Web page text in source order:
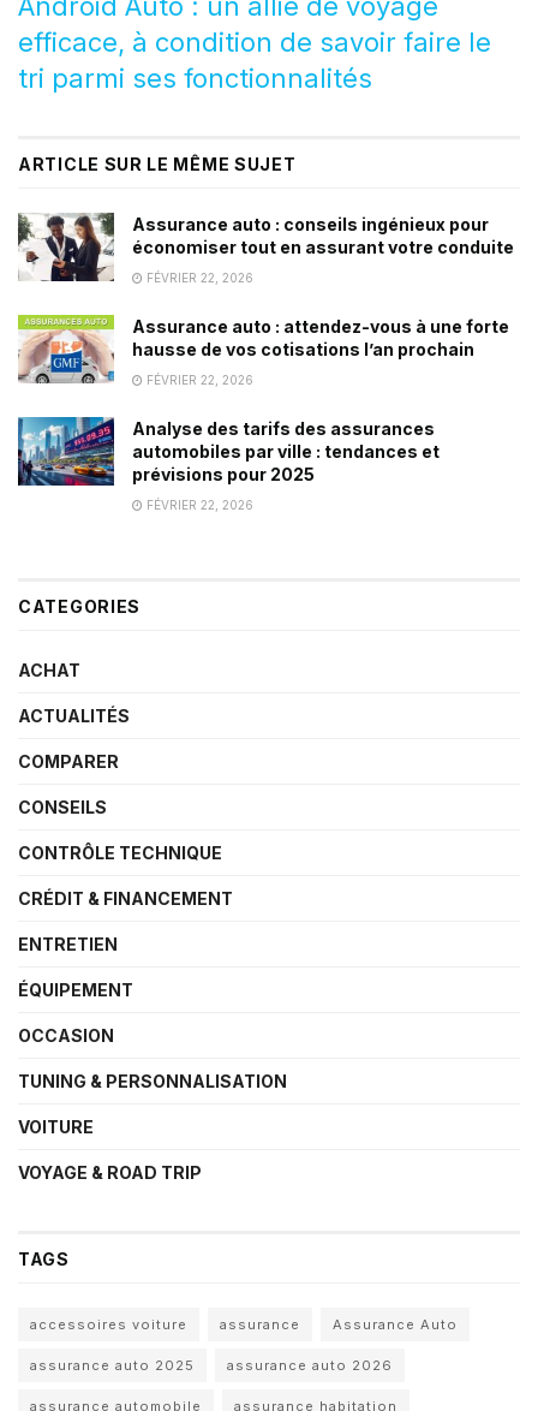
efficace, à condition de savoir faire le
tri parmi ses fonctionnalités
ARTICLE SUR LE MÊME SUJET
Assurance auto : conseils ingénieux pour
économiser tout en assurant votre conduite
FÉVRIER 22, 2026
Assurance auto : attendez-vous à une forte
hausse de vos cotisations l’an prochain
FÉVRIER 22, 2026
Analyse des tarifs des assurances
automobiles par ville : tendances et
prévisions pour 2025
FÉVRIER 22, 2026
CATEGORIES
ACHAT
ACTUALITÉS
COMPARER
CONSEILS
CONTRÔLE TECHNIQUE
CRÉDIT & FINANCEMENT
ENTRETIEN
ÉQUIPEMENT
OCCASION
TUNING & PERSONNALISATION
VOITURE
VOYAGE & ROAD TRIP
TAGS
accessoires voiture assurance Assurance Auto
assurance auto 2025 assurance auto 2026
assurance automobile assurance habitation